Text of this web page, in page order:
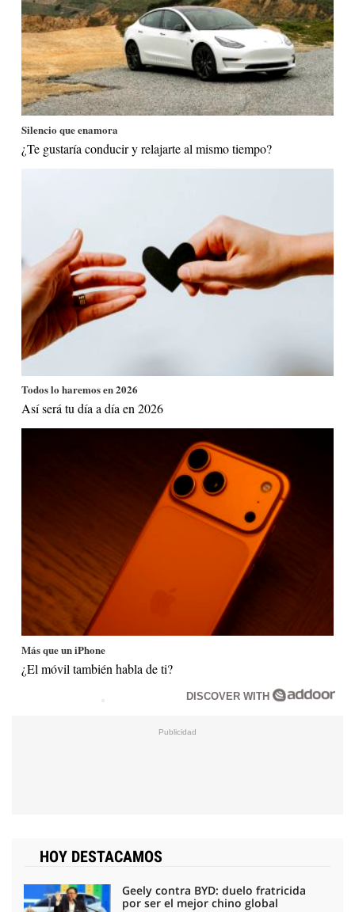
Silencio que enamora
¿Te gustaría conducir y relajarte al mismo tiempo?
Todos lo haremos en 2026
Así será tu día a día en 2026
Más que un iPhone
¿El móvil también habla de ti?
DISCOVER WITH
HOY DESTACAMOS
Geely contra BYD: duelo fratricida
por ser el mejor chino global